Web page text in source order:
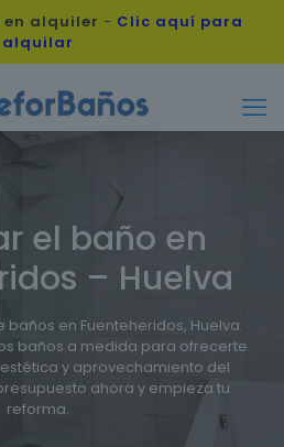
en alquiler - Clic aquí para
alquilar
el baño en
– Huelva
en Fuenteheridos, Huelva.
baños a medida para ofrecerte
y aprovechamiento del
ahora y empieza tu
reforma.